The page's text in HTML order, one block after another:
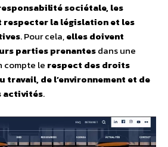
sociétale, les
la législation et les
. Pour cela,elles doivent
parties prenantesdans une
compte le respect des droits
travail, de l’environnement et de
activités.